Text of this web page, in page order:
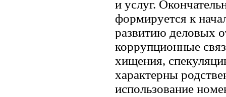
и услуг.
формируется к
развитию деловых
коррупционные
хищения,
характерны
использование